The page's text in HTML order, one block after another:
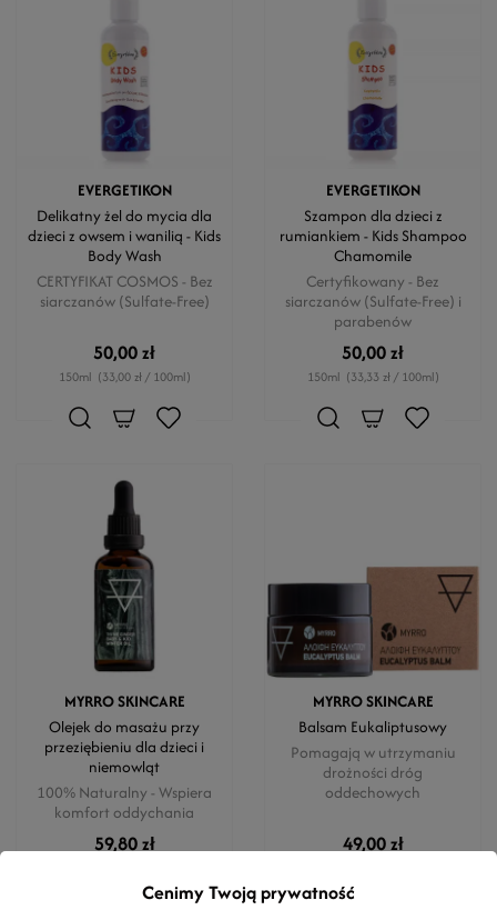
EVERGETIKON
Delikatny żel do mycia dla
dzieci z owsem i wanilią - Kids
Body Wash
CERTYFIKAT COSMOS - Bez
siarczanów (Sulfate-Free)
50,00 zł
150ml (33,00 zł / 100ml)
EVERGETIKON
Szampon dla dzieci z
rumiankiem - Kids Shampoo
Chamomile
Certyfikowany - Bez
siarczanów (Sulfate-Free) i
parabenów
50,00 zł
150ml (33,33 zł / 100ml)
MYRRO SKINCARE
Olejek do masażu przy
przeziębieniu dla dzieci i
niemowląt
100% Naturalny - Wspiera
komfort oddychania
59,80 zł
MYRRO SKINCARE
Balsam Eukaliptusowy
Pomagają w utrzymaniu
drożności dróg
oddechowych
49,00 zł
Cenimy Twoją prywatność